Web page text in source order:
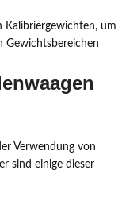
Kalibriergewichten, um
Gewichtsbereichen
Verwendung von
sind einige dieser